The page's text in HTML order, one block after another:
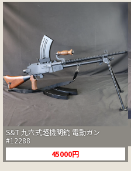
S&T 九六式軽機関銃 電動ガン
#12288
45000円